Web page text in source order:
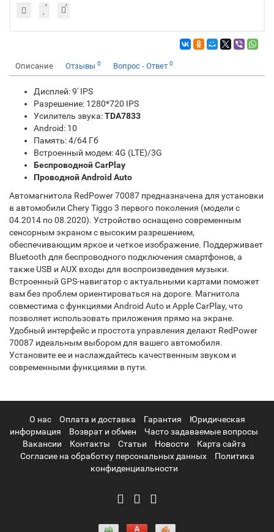
Описание Отзывы 0 Вопрос - Ответ 0
Дисплей: 9' IPS
Разрешение: 1280*720 IPS
Усилитель звука:TDA7833
Android: 10
Память: 4/64 Гб
Встроенный модем: 4G (LTE)/3G
Беспроводной CarPlay
Проводной Android Auto
Автомагнитола RedPower 70087 предназначена для установки
в автомобили Chery Tiggo 3 первого поколения (модели с
04.2014 по 08.2020). Устройство оснащено современным
сенсорным экраном с высоким разрешением,
обеспечивающим яркое и четкое изображение. Поддерживает
Bluetooth для беспроводного подключения смартфонов, а
также USB и AUX входы для воспроизведения музыки.
Встроенный GPS-навигатор с актуальными картами поможет
вам без проблем ориентироваться на дороге. Магнитола
совместима с функциями Android Auto и Apple CarPlay, что
позволяет использовать приложения прямо на экране.
Удобный интерфейс и простота управления делают RedPower
70087 идеальным выбором для вашего автомобиля.
Установите ее и наслаждайтесь качественным звуком и
современными функциями в пути.
О нас Оплата и доставка Гарантия
Юридическая
информация
Возврат и обмен
Часто задаваемые вопросы
Вакансии
Контакты Статьи Новости
Карта сайта
Согласие на обработку персональных данных
Политика
конфиденциальности